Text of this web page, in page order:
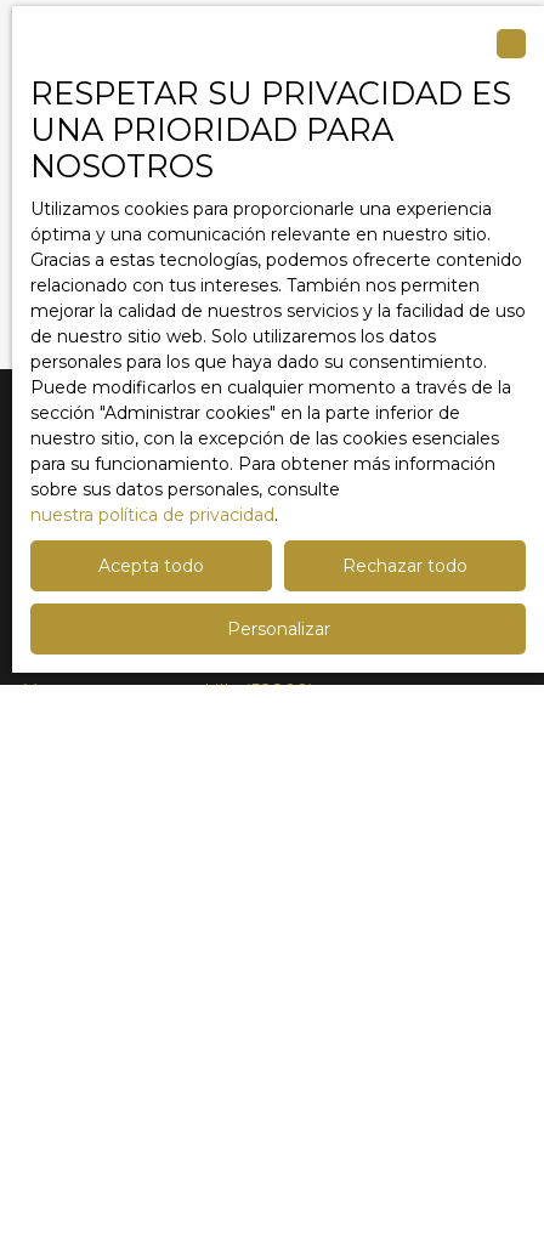
Para obtener más información sobre el
procesamiento de sus datos personales, consulte
nuestra política de privacidad
Enviar
Estoy buscando una propiedad
Venta apartamento Lille (59000)
Venta casa Marcq-en-Baroeul (59700)
Venta casa Lille (59800)
Venta casa Mouvaux (59420)
Venta casa Roncq (59223)
Venta apartamento Lille (59800)
RESPETAR SU PRIVACIDAD ES
UNA PRIORIDAD PARA
NOSOTROS
Utilizamos cookies para proporcionarle una experiencia
óptima y una comunicación relevante en nuestro sitio.
Gracias a estas tecnologías, podemos ofrecerte contenido
relacionado con tus intereses. También nos permiten
mejorar la calidad de nuestros servicios y la facilidad de uso
de nuestro sitio web. Solo utilizaremos los datos
personales para los que haya dado su consentimiento.
Puede modificarlos en cualquier momento a través de la
sección ″Administrar cookies″ en la parte inferior de
nuestro sitio, con la excepción de las cookies esenciales
para su funcionamiento. Para obtener más información
sobre sus datos personales, consulte
nuestra política de privacidad.
Acepta todo Rechazar todo
Personalizar